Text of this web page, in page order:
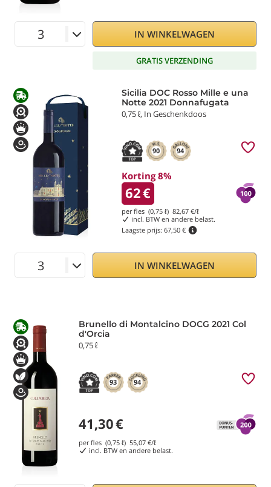
IN WINKELWAGEN
GRATIS VERZENDING
Sicilia DOC Rosso Mille e una
Notte 2021 Donnafugata
0,75 ℓ, In Geschenkdoos
90 94
Korting 8%
62€
per fles (0,75 ℓ) 82,67€/ℓ
incl. BTW en andere belast.
Laagste prijs: 67,50 €
IN WINKELWAGEN
Brunello di Montalcino DOCG 2021 Col
d'Orcia
0,75 ℓ
93 94
41,30€
per fles (0,75 ℓ) 55,07 €/ℓ
incl. BTW en andere belast.